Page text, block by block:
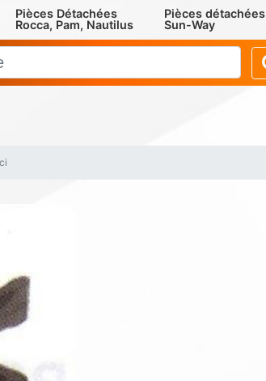
Pièces Détachées
Rocca, Pam, Nautilus
Pièces détachées
Sun-Way